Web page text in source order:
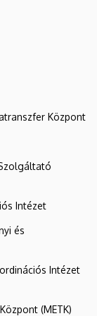
Központ
Intézet
és
Intézet
(METK)